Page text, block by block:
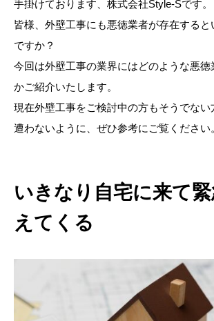
手掛けております、株式会社Style-Sです。
皆様、外壁工事にも悪徳業者が存在すると
ですか？
今回は外壁工事の業界にはどのような悪
かご紹介いたします。
現在外壁工事をご検討中の方もそうでない
遭わないように、ぜひ参考にご覧ください
いきなり自宅に来て
えてくる